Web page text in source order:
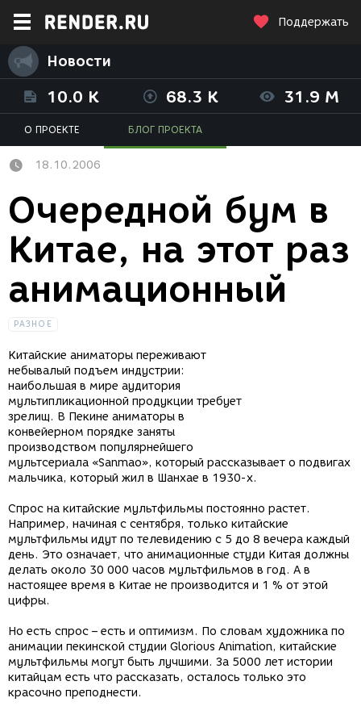
Поддержать
Новости
10.0 K 68.3 K 31.9 M
О ПРОЕКТЕ БЛОГ ПРОЕКТА
18.10.2006
Очередной бум в
Китае, на этот раз
анимационный
РАЗНОЕ
Китайские аниматоры переживают
небывалый подъем индустрии:
наибольшая в мире аудитория
мультипликационной продукции требует
зрелищ. В Пекине аниматоры в
конвейерном порядке заняты
производством популярнейшего
мультсериала «Sanmao», который рассказывает о подвигах
мальчика, который жил в Шанхае в 1930-х.
Спрос на китайские мультфильмы постоянно растет.
Например, начиная с сентября, только китайские
мультфильмы идут по телевидению с 5 до 8 вечера каждый
день. Это означает, что анимационные студи Китая должны
делать около 30 000 часов мультфильмов в год. А в
настоящее время в Китае не производится и 1 % от этой
цифры.
Но есть спрос – есть и оптимизм. По словам художника по
анимации пекинской студии Glorious Animation, китайские
мультфильмы могут быть лучшими. За 5000 лет истории
китайцам есть что рассказать, осталось только это
красочно преподнести.